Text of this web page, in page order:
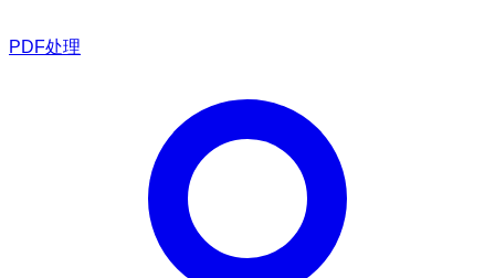
PDF处理